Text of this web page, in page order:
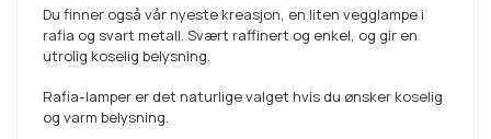
Du finner også vår nyeste kreasjon, en liten vegglampe i
rafia og svart metall. Svært raffinert og enkel, og gir en
utrolig koselig belysning.
Rafia-lamper er det naturlige valget hvis du ønsker koselig
og varm belysning.